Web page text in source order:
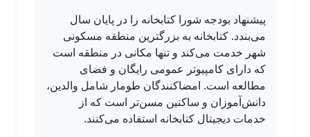
پیشنهاد بودجه شورا کتابخانه را در پایان سال
می‌بندد. کتابخانه به بزرگترین منطقه مسکونی
شهر خدمت می‌کند و تنها مکانی در منطقه است
که دارای کامپیوتر عمومی رایگان و فضای
مطالعه است. امضاکنندگان طومار شامل والدین،
دانش‌آموزان و ساکنین مسن‌تر است که از
خدمات دیجیتال کتابخانه استفاده می‌کنند.